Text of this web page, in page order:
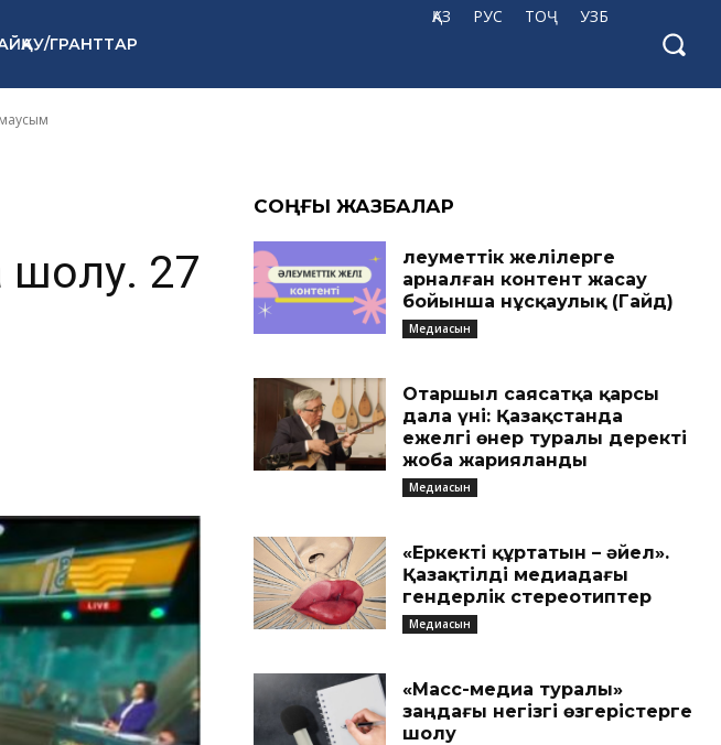
ҚАЗ РУС ТОҶ УЗБ
ГРАНТТАР
шолу. 27
CОҢҒЫ ЖАЗБАЛАР
Әлеуметтік желілерге
арналған контент жасау
бойынша нұсқаулық (Гайд)
Медиасын
Отаршыл саясатқа қарсы
дала үні: Қазақстанда
ежелгі өнер туралы деректі
жоба жарияланды
Медиасын
«Еркекті құртатын – әйел».
Қазақтілді медиадағы
гендерлік стереотиптер
Медиасын
«Масс-медиа туралы»
заңдағы негізгі өзгерістерге
шолу